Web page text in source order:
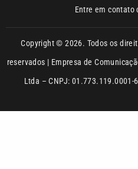
Entre em contato
Copyright © 2026. Todos os
reservados | Empresa de
Ltda – CNPJ: 01.773.119.0001-